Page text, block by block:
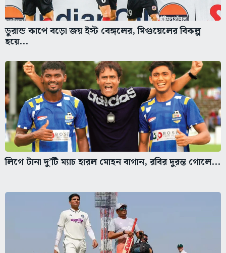
ডুরান্ড কাপে বড়ো জয় ইস্ট বেঙ্গলের, মিগুয়েলের বিকল্প
হয়ে...
লিগে টানা দু’টি ম্যাচ হারল মোহন বাগান, রবির দুরন্ত গোলে...